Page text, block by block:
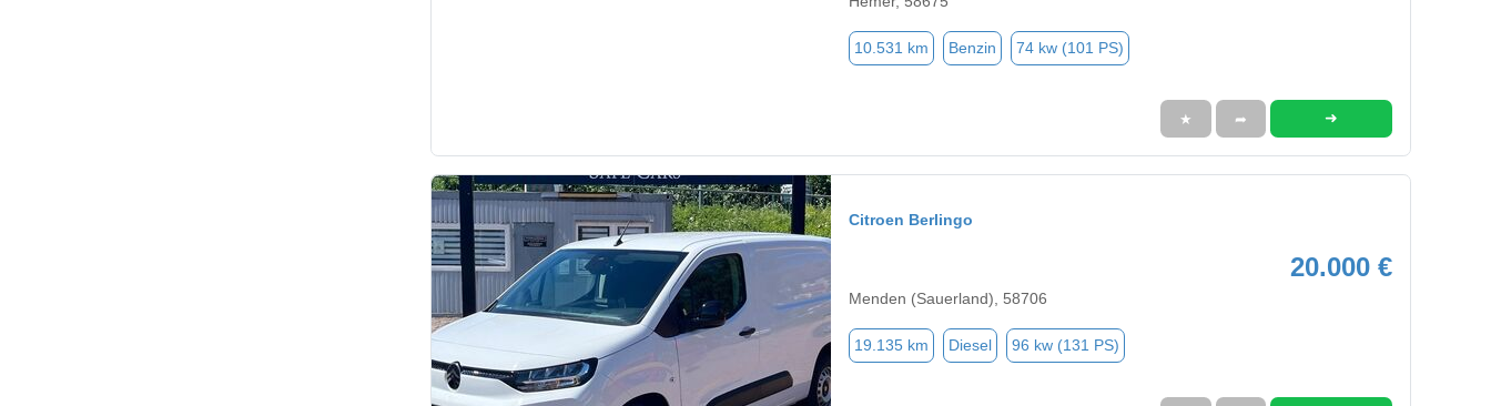
10.531 km Benzin 74 kw (101 PS)
★ ➦ ➜
Citroen Berlingo
20.000 €
Menden (Sauerland), 58706
19.135 km Diesel 96 kw (131 PS)